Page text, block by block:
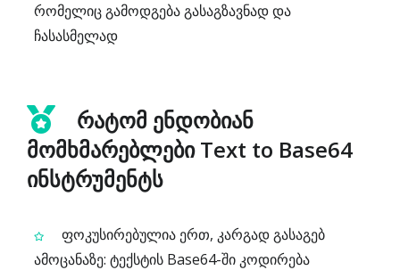
რომელიც გამოდგება გასაგზავნად და
ჩასასმელად
რატომ ენდობიან
მომხმარებლები Text to Base64
ინსტრუმენტს
ფოკუსირებულია ერთ, კარგად გასაგებ
ამოცანაზე: ტექსტის Base64-ში კოდირება